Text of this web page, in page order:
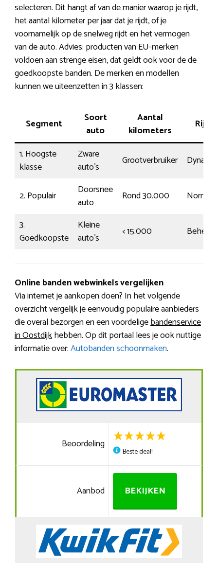
selecteren. Dit hangt af van de manier waarop je rijdt,
het aantal kilometer per jaar dat je rijdt, of je
voornamelijk op de snelweg rijdt en het vermogen
van de auto. Advies: producten van EU-merken
voldoen aan strenge eisen, dat geldt ook voor de de
goedkoopste banden. De merken en modellen
kunnen we uiteenzetten in 3 klassen:
Segment
Soort
auto
Aantal
kilometers
Rijstijl
1. Hoogste
klasse
Zware
auto’s
Grootverbruiker
2. Populair
Doorsnee
auto
Rond 30.000
Normaal
3.
Goedkoopste
Kleine
auto’s
< 15.000
Online banden webwinkels vergelijken
Via internet je aankopen doen? In het volgende
overzicht vergelijk je eenvoudig populaire aanbieders
die overal bezorgen en een voordeligebandenservice
in Oostdijkhebben. Op dit portaal lees je ook nuttige
informatie over:Autobanden schoonmaken.
Beoordeling
Beste deal!
Aanbod BEKIJKEN